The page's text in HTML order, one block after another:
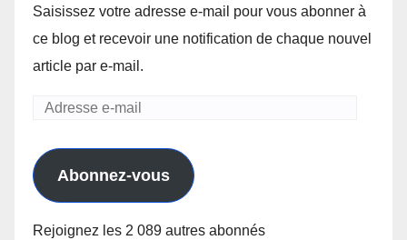
Saisissez votre adresse e-mail pour vous abonner à
ce blog et recevoir une notification de chaque nouvel
article par e-mail.
Adresse
mail
Abonnez-vous
Rejoignez les 2 089 autres abonnés